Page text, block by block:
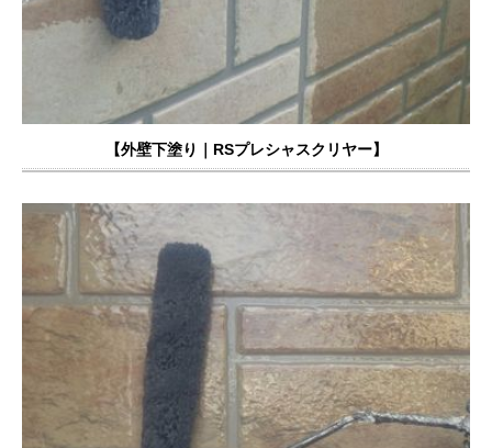
【外壁下塗り ｜RSプレシャスクリヤー】